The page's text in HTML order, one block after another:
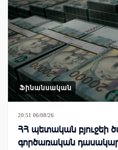
Ֆինանսական
20:51 06/08/26
ՀՀ պետական բյուջեի
գործառական